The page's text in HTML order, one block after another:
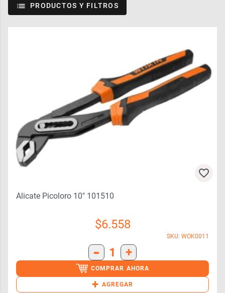
PRODUCTOS Y FILTROS
Alicate Picoloro 10″ 101510
$6.558
SKU: WOK0011
- 1 +
COMPRAR AHORA
+ AGREGAR